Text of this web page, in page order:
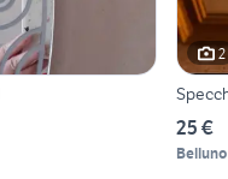
2
25 €
Belluno